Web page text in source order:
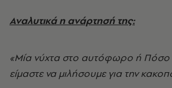
Αναλυτικά η ανάρτησή της:
«Μία νύχτα στο αυτόφωρο ή Πόσο
είμαστε να μιλήσουμε για την